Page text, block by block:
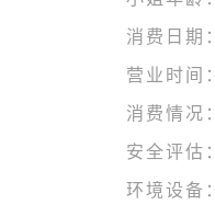
消费日期：
营业时间：
消费情况：
安全评估：
环境设备：